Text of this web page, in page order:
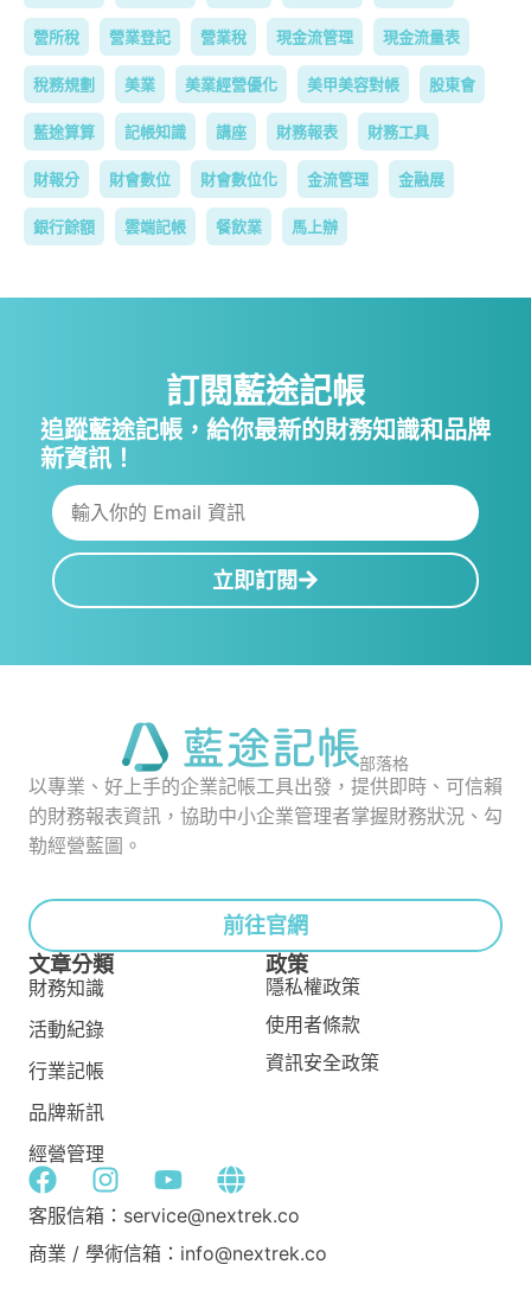
營所稅 營業登記 營業稅 現金流管理 現金流量表
稅務規劃 美業 美業經營優化 美甲美容對帳 股東會
藍途算算 記帳知識 講座 財務報表 財務工具
財報分 財會數位 財會數位化 金流管理 金融展
銀行餘額 雲端記帳 餐飲業 馬上辦
訂閱藍途記帳
追蹤藍途記帳，給你最新的財務知識和品牌
新資訊！
立即訂閱
部落格
以專業、好上手的企業記帳工具出發，提供即時、可信賴
的財務報表資訊，協助中小企業管理者掌握財務狀況、勾
勒經營藍圖。
前往官網
文章分類
財務知識
活動紀錄
行業記帳
品牌新訊
經營管理
政策
隱私權政策
使用者條款
資訊安全政策
客服信箱：service@nextrek.co
商業 / 學術信箱：info@nextrek.co